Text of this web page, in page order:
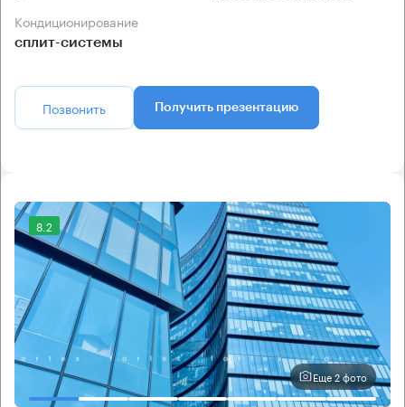
Кондиционирование
сплит-системы
Позвонить Получить презентацию
8.2
Еще 2 фото